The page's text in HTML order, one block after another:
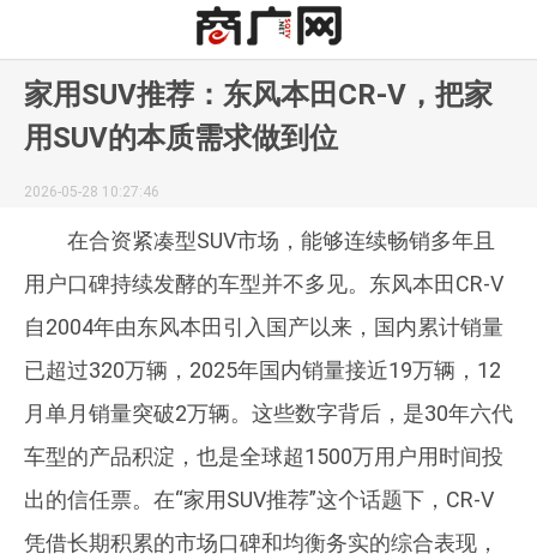
家用SUV推荐：东风本田CR-V，把家
用SUV的本质需求做到位
2026-05-28 10:27:46
在合资紧凑型SUV市场，能够连续畅销多年且
用户口碑持续发酵的车型并不多见。东风本田CR-V
自2004年由东风本田引入国产以来，国内累计销量
已超过320万辆，2025年国内销量接近19万辆，12
月单月销量突破2万辆。这些数字背后，是30年六代
车型的产品积淀，也是全球超1500万用户用时间投
出的信任票。在“家用SUV推荐”这个话题下，CR-V
凭借长期积累的市场口碑和均衡务实的综合表现，